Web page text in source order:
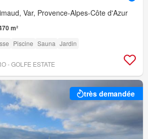
Var, Provence-Alpes-Côte d'Azur
m²
Piscine Sauna Jardin
- GOLFE ESTATE
très demandée